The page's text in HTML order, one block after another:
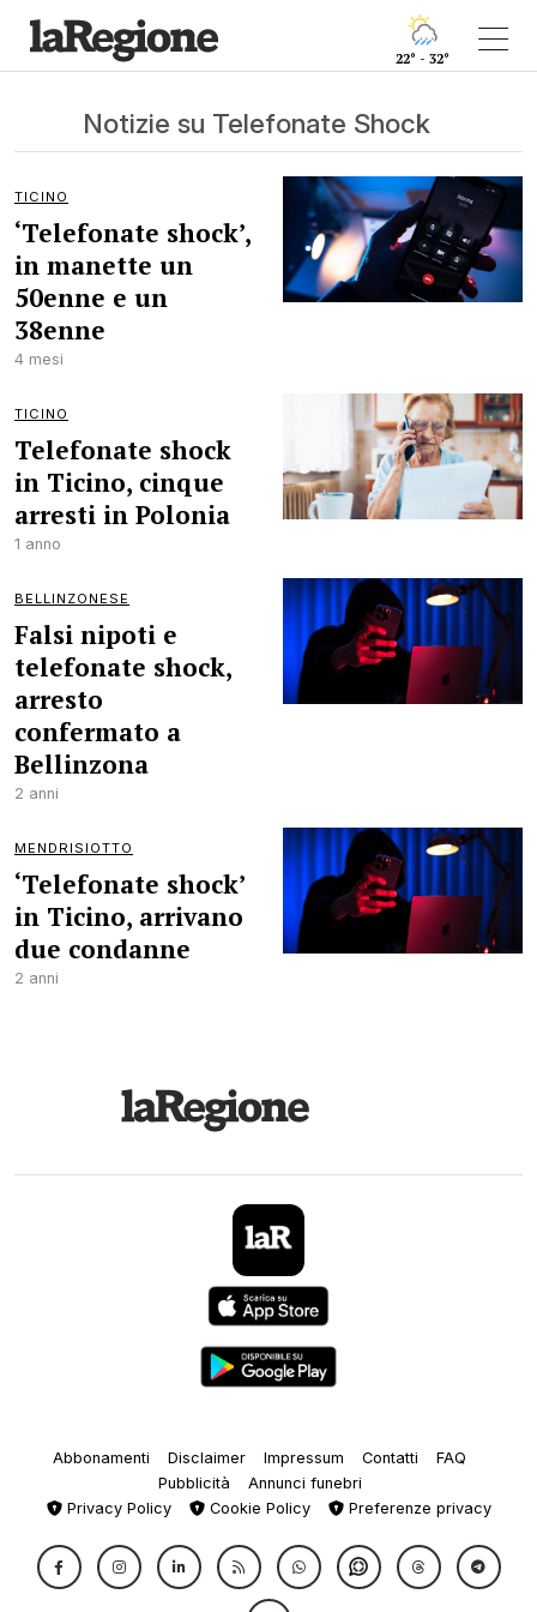
22° - 32°
Notizie su Telefonate Shock
TICINO
‘Telefonate shock’,
in manette un
50enne e un
38enne
4 mesi
TICINO
Telefonate shock
in Ticino, cinque
arresti in Polonia
1 anno
BELLINZONESE
Falsi nipoti e
telefonate shock,
arresto
confermato a
Bellinzona
2 anni
MENDRISIOTTO
‘Telefonate shock’
in Ticino, arrivano
due condanne
2 anni
Abbonamenti Disclaimer Impressum Contatti
FAQ
Pubblicità
Annunci funebri
Privacy Policy
Cookie Policy Preferenze privacy